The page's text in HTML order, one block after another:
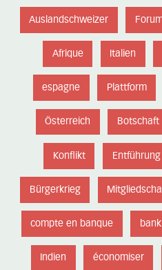
Auslandschweizer
Afrique Italien
espagne Plattform
Österreich Botschaft
Konflikt Entführung
Bürgerkrieg
compte en banque
Indien économiser